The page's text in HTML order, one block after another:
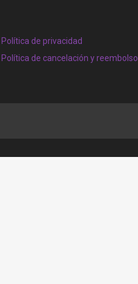
Política de privacidad
Política de cancelación y reembolso